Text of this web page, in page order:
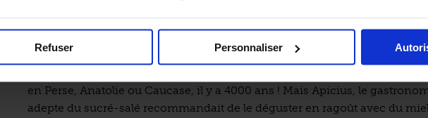
Refuser Personnaliser
Le coing, fruit à chair très ferme et à arômes très riches, subtilement
marmelo en portugais, ce qui a donné le terme marmelade !
en Perse, Anatolie ou Caucase, il y a 4000 ans ! Mais Apicius, le
adepte du sucré-salé recommandait de le déguster en ragoût avec du